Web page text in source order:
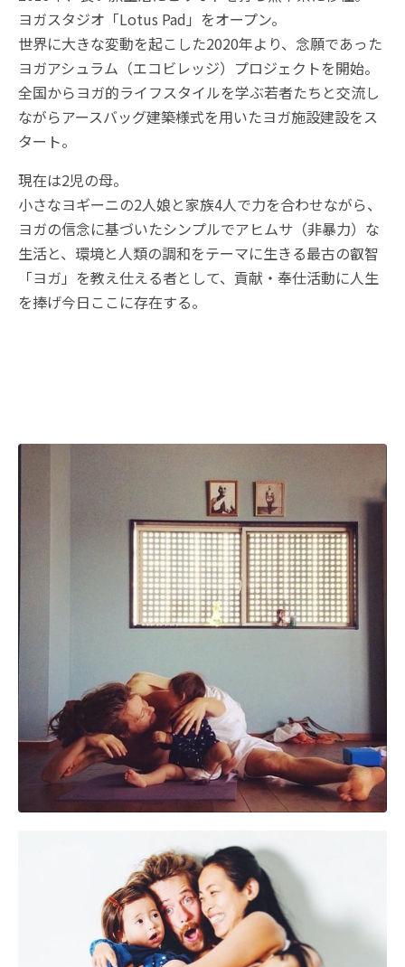
ヨガスタジオ「Lotus Pad」をオープン。
世界に大きな変動を起こした2020年より、念願であった
ヨガアシュラム（エコビレッジ）プロジェクトを開始。
全国からヨガ的ライフスタイルを学ぶ若者たちと交流し
ながらアースバッグ建築様式を用いたヨガ施設建設をス
タート。
現在は2児の母。
小さなヨギーニの2人娘と家族4人で力を合わせながら、
ヨガの信念に基づいたシンプルでアヒムサ（非暴力）な
生活と、環境と人類の調和をテーマに生きる最古の叡智
「ヨガ」を教え仕える者として、貢献・奉仕活動に人生
を捧げ今日ここに存在する。